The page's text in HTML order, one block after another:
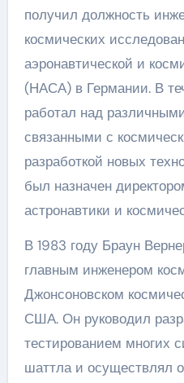
получил должность
космических
аэронавтической и
(НАСА) в Германии. В
работал над
связанными с
разработкой новых
был назначен
астронавтики и
В 1983 году Браун
главным инженером
Джонсоновском
США. Он руководил
тестированием многих
шаттла и осуществлял